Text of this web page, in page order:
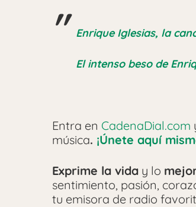
Enrique Iglesias, la
El intenso beso de
Entra en CadenaDial.com
música. ¡Únete aquí
Exprime la vida y lo
sentimiento, pasión,
tu emisora de radio